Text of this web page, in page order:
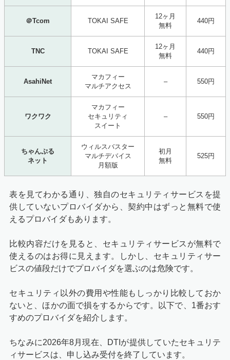
＠Tcom TOKAI SAFE
12ヶ月
無料
440円
TNC TOKAI SAFE
12ヶ月
無料
440円
AsahiNet
マカフィー
マルチアクセス
– 550円
ワクワク
マカフィー
セキュリティ
スイート
– 550円
ちゃんぷる
ネット
ウィルスバスター
マルチデバイス
月額版
初月
無料
525円
表を見てわかる通り、独自のセキュリティサービスを提
供していないプロバイダから、契約中はずっと無料で使
えるプロバイダもあります。
比較内容だけを見ると、セキュリティサービスが無料で
使えるのはお得に見えます。しかし、セキュリティサー
ビスの値段だけでプロバイダを選ぶのは危険です。
セキュリティ以外の費用や性能もしっかり比較しておか
ないと、ほかの面で損をするからです。以下で、1番おす
すめのプロバイダを紹介します。
ちなみに2026年8月 現在、DTIが提供していたセキュリテ
ィサービスは、申し込み受付を終了しています。